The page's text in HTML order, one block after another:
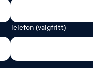
Telefon (valgfritt)